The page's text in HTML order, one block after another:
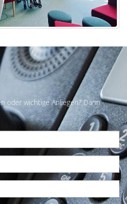
oder wichtige Anliegen? Dann